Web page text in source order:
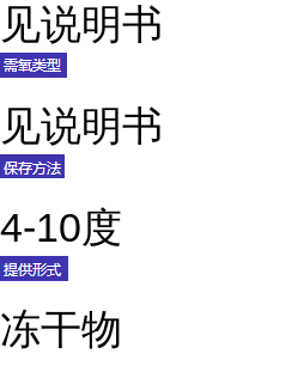
见说明书
见说明书
4-10度
冻干物